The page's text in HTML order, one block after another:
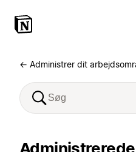
← Administrer dit